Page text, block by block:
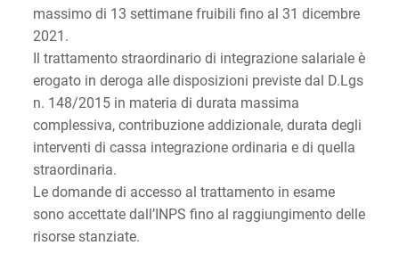
massimo di 13 settimane fruibili fino al 31 dicembre
2021.
Il trattamento straordinario di integrazione salariale è
erogato in deroga alle disposizioni previste dal D.Lgs
n. 148/2015 in materia di durata massima
complessiva, contribuzione addizionale, durata degli
interventi di cassa integrazione ordinaria e di quella
straordinaria.
Le domande di accesso al trattamento in esame
sono accettate dall’INPS fino al raggiungimento delle
risorse stanziate.